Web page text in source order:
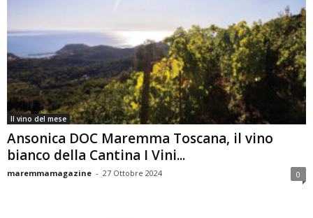
Il vino del mese
Ansonica DOC Maremma Toscana, il vino
bianco della Cantina I Vini...
maremmamagazine - 27 Ottobre 2024 0